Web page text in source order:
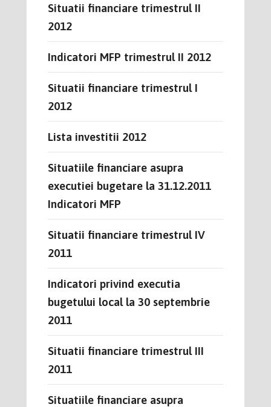
Situatii financiare trimestrul II
2012
Indicatori MFP trimestrul II 2012
Situatii financiare trimestrul I
2012
Lista investitii 2012
Situatiile financiare asupra
executiei bugetare la 31.12.2011
Indicatori MFP
Situatii financiare trimestrul IV
2011
Indicatori privind executia
bugetului local la 30 septembrie
2011
Situatii financiare trimestrul III
2011
Situatiile financiare asupra